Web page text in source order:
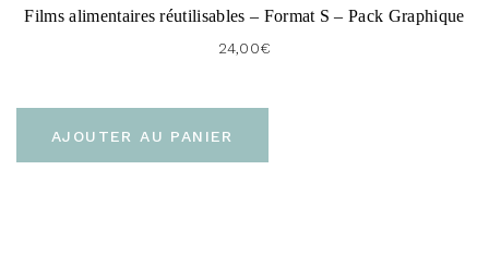
Films alimentaires réutilisables – Format S – Pack Graphique
24,00€
AJOUTER AU PANIER